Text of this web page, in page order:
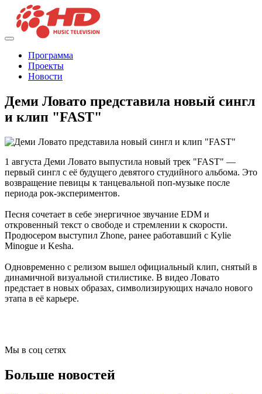
Программа
Проекты
Новости
Деми Ловато представила новый сингл
и клип "FAST"
1 августа Деми Ловато выпустила новый трек "FAST" —
первый сингл с её будущего девятого студийного альбома. Это
возвращение певицы к танцевальной поп-музыке после
периода рок-экспериментов.
Песня сочетает в себе энергичное звучание EDM и
откровенный текст о свободе и стремлении к скорости.
Продюсером выступил Zhone, ранее работавший с Kylie
Minogue и Kesha.
Одновременно с релизом вышел официальный клип, снятый в
динамичной визуальной стилистике. В видео Ловато
предстает в новых образах, символизирующих начало нового
этапа в её карьере.
Мы в соц сетях
Больше новостей